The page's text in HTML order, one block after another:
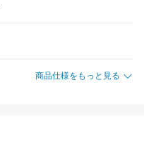
商品仕様をもっと見る